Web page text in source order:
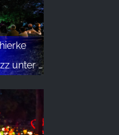
Bäumen